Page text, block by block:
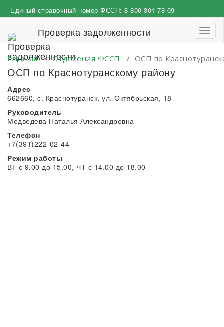
к
Единый справочный номер ФССП: 8 800 301-78-09
Проверка задолженности
Главная/Отделения ФССП / ОСП по
ОСП по Краснотуранскому району
Адрес
662660, с. Краснотуранск, ул. Октябрьская, 18
Руководитель
Медведева Наталья Александровна
Телефон
+7(391)222-02-44
Режим работы
ВТ с 9.00 до 15.00, ЧТ с 14.00 до 18.00